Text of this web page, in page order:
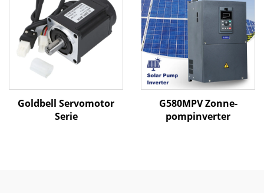
gecertificeerde VFD
Goldbell Servomotor
Serie
G580MPV Zonne-
pompinverter